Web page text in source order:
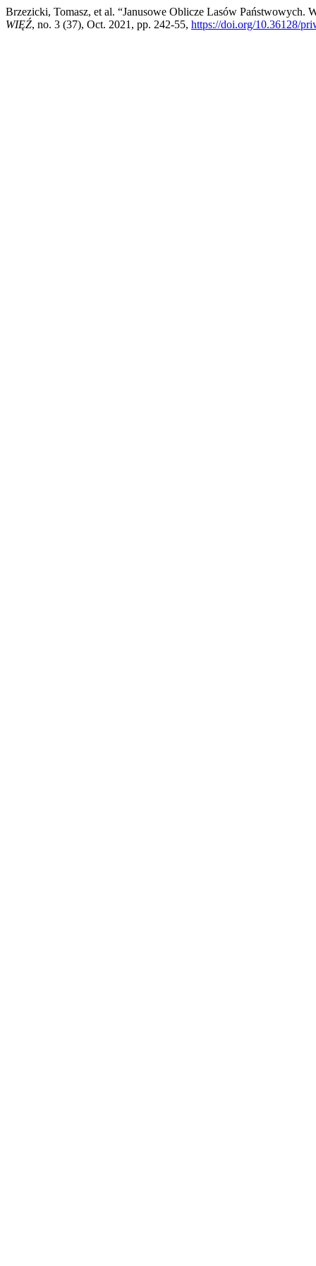
Brzezicki, Tomasz, et al. “Janusowe Oblicze Lasów
WIĘŹ, no. 3 (37), Oct. 2021, pp. 242-55, https://doi.org/10.36128/